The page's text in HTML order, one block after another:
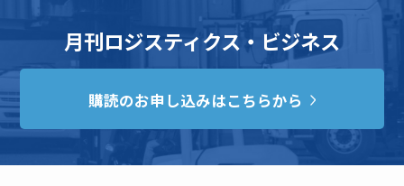
月刊ロジスティクス・ビジネス
購読のお申し込みはこちらから